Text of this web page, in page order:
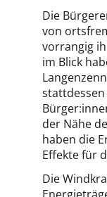
Die
von
vorrangig
im Blick
der Nähe
haben die
Effekte für
Die